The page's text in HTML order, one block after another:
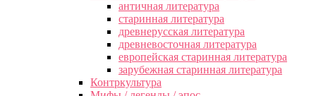
античная литература
старинная литература
древнерусская литература
древневосточная литература
европейская старинная литература
зарубежная старинная литература
Контркультура